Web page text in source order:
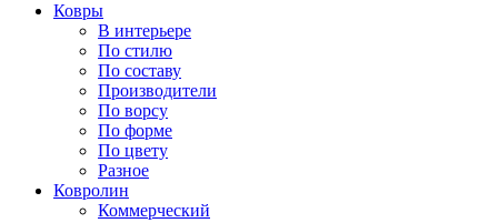
Ковры
В интерьере
По стилю
По составу
Производители
По ворсу
По форме
По цвету
Разное
Ковролин
Коммерческий